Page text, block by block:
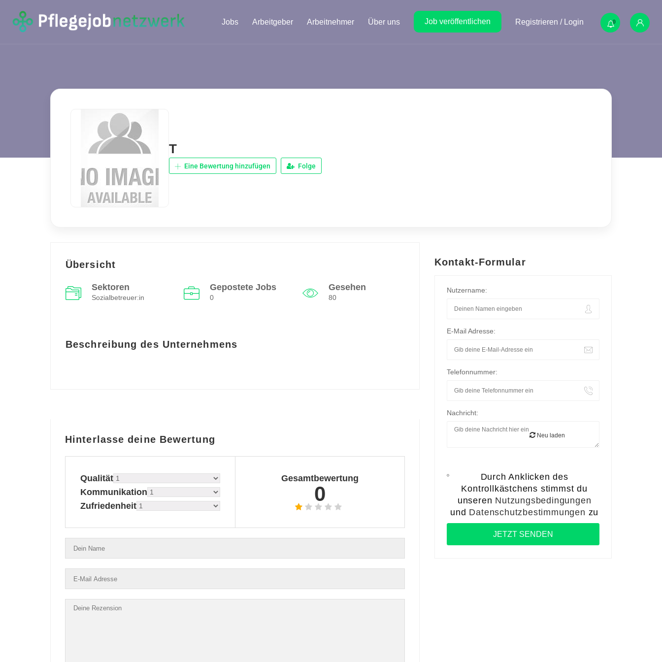
Jobs Arbeitgeber Arbeitnehmer Über uns Job veröffentlichen Registrieren / Login 0
T
Eine Bewertung hinzufügen Folge
Übersicht
Sektoren
Sozialbetreuer:in
Gepostete Jobs
0
Gesehen
80
Beschreibung des Unternehmens
Hinterlasse deine Bewertung
Qualität
Kommunikation
Zufriedenheit
Gesamtbewertung
0
Kontakt-Formular
Nutzername:
E-Mail Adresse:
Telefonnummer:
Nachricht:
Neu laden
Durch Anklicken des
Kontrollkästchens stimmst du
unseren Nutzungsbedingungen
und Datenschutzbestimmungen zu